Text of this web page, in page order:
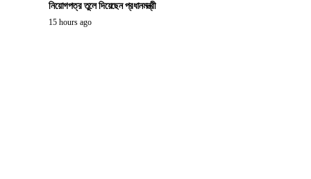
নিয়োগপত্র তুলে দিয়েছেন প্রধানমন্ত্রী
15 hours ago